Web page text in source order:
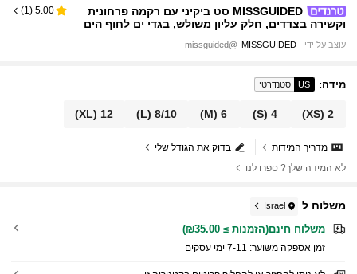
MISSGUIDED סט ביקיני עם רקמה פרחונית
וקשירה בצדדים, חלק עליון משולש, בגדי ים לחוף הים
5.00
(
1
)
עוצב על ידי MISSGUIDED
@missguided
מידה:
US סטנדרטי
2
(XS)
4
(S)
6
(M)
8/10
(L)
12
(XL)
בדוק את הגודל שלי
מדריך המידות
לא המידה שלך? ספרו לנו
משלוח ל Israel
משלוח חינם(הזמנות ≥ ₪35.00)
זמן אספקה ​​משוער: 7-11 ימי עסקים